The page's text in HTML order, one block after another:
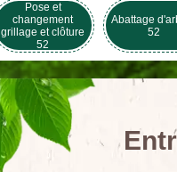
Pose et
changement
grillage et clôture
52
Abattage
52